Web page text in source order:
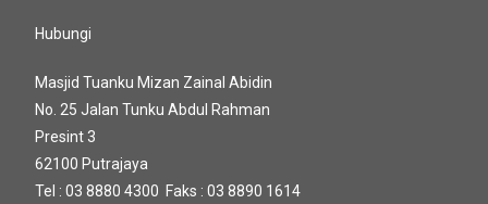
Hubungi
Masjid Tuanku Mizan Zainal Abidin
No. 25 Jalan Tunku Abdul Rahman
Presint 3
62100 Putrajaya
Tel : 03 8880 4300 Faks : 03 8890 1614